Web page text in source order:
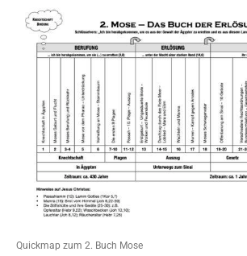
Quickmap zum 2. Buch Mose